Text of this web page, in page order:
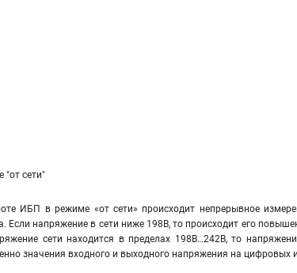
"от сети"
ИБП в режиме «от сети» происходит непрерывное
Если напряжение в сети ниже 198В, то происходит его
сети находится в пределах 198В…242В, то
значения входного и выходного напряжения на цифровых